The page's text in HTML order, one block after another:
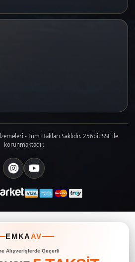
- Tüm Hakları Saklıdır. 256bit SSL ile
korunmaktadır.
EMKAAV
Alışverişlerde Geçerli